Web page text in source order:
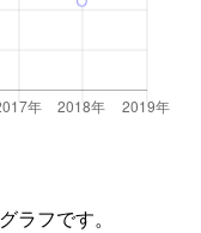
ラフです。